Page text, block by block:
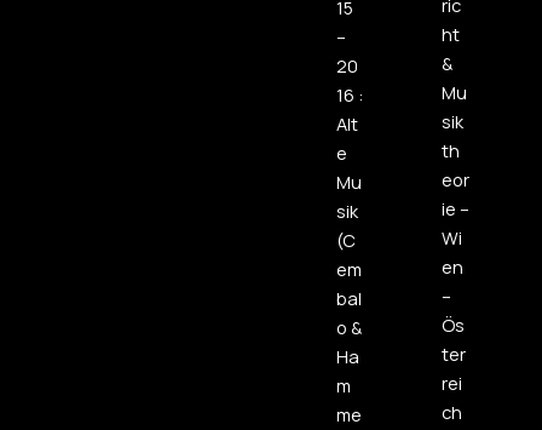
15
–
20
16 :
Alt
e
Mu
sik
(C
em
bal
o &
Ha
m
me
ht
&
Mu
sik
th
eor
ie –
Wi
en
–
Ös
ter
rei
ch